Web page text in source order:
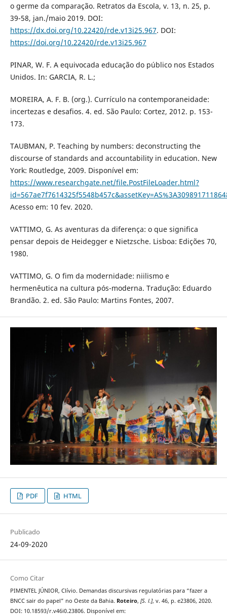
o germe da comparação. Retratos da Escola, v. 13, n. 25, p.
39-58, jan./maio 2019. DOI:
https://dx.doi.org/10.22420/rde.v13i25.967. DOI:
https://doi.org/10.22420/rde.v13i25.967
PINAR, W. F. A equivocada educação do público nos Estados
Unidos. In: GARCIA, R. L.;
MOREIRA, A. F. B. (org.). Currículo na contemporaneidade:
incertezas e desafios. 4. ed. São Paulo: Cortez, 2012. p. 153-
173.
TAUBMAN, P. Teaching by numbers: deconstructing the
discourse of standards and accountability in education. New
York: Routledge, 2009. Disponível em:
https://www.researchgate.net/file.PostFileLoader.html?
Acesso em: 10 fev. 2020.
VATTIMO, G. As aventuras da diferença: o que significa
pensar depois de Heidegger e Nietzsche. Lisboa: Edições 70,
1980.
VATTIMO, G. O fim da modernidade: niilismo e
hermenêutica na cultura pós-moderna. Tradução: Eduardo
Brandão. 2. ed. São Paulo: Martins Fontes, 2007.
PDF HTML
Publicado
24-09-2020
Como Citar
PIMENTEL JÚNIOR, Clívio. Demandas discursivas regulatórias para “fazer a
BNCC sair do papel” no Oeste da Bahia. Roteiro, [S. l.], v. 46, p. e23806, 2020.
DOI: 10.18593/r.v46i0.23806. Disponível em: